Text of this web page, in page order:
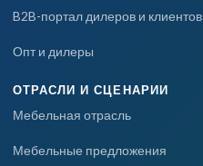
B2B-портал дилеров и клиентов
Опт и дилеры
ОТРАСЛИ И СЦЕНАРИИ
Мебельная отрасль
Мебельные предложения